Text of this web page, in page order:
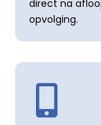
direct na
opvolging.
